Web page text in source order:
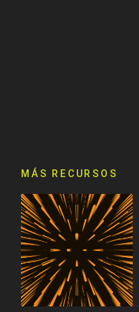
MÁS RECURSOS